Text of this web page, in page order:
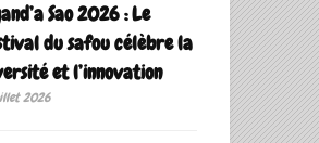
Sao 2026 : Le
du safou célèbre la
et l’innovation
2026